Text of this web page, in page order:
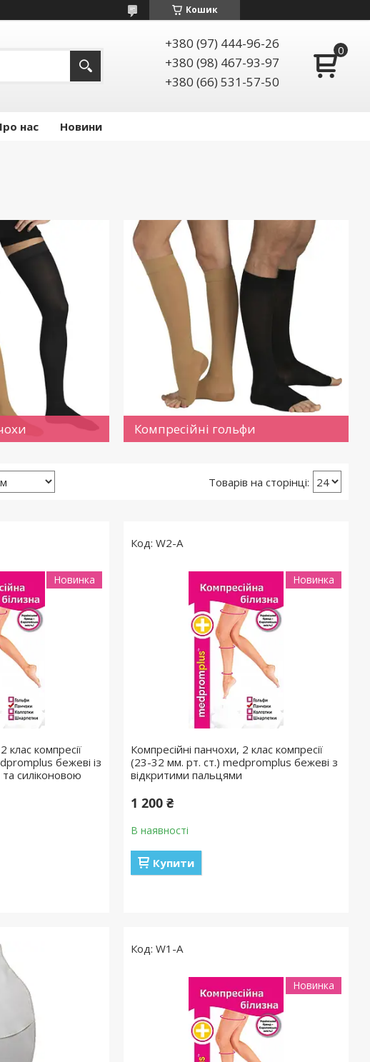
Кошик
+380 (97) 444-96-26
+380 (98) 467-93-97
+380 (66) 531-57-50
нас Новини
Компресійні гольфи
Новинка
клас компресії
бежеві із
силіконовою
W2-A
Новинка
Компресійні панчохи, 2 клас компресії
(23-32 мм. рт. ст.) medpromplus бежеві з
відкритими пальцями
1 200 ₴
В наявності
Купити
W1-A
Новинка